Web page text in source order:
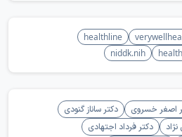
healthline
niddk.nih
اصغر خسروی
دکتر ساناز گنودی
دکتر فرداد اجتهادی